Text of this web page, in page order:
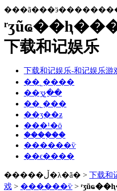
下载和记娱乐
下载和记娱乐-和记娱乐游
��˾����
��ʒչ��
��˾���
��ʒ��ƶ
���¹�ӧ
����֤��
������ѷ
��ϵ����
�����ڵ�λ�ã� > 下载和
戏 > ������ѷ>